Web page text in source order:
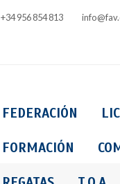
+34 956 854 813
FEDERACIÓN
FORMACIÓN